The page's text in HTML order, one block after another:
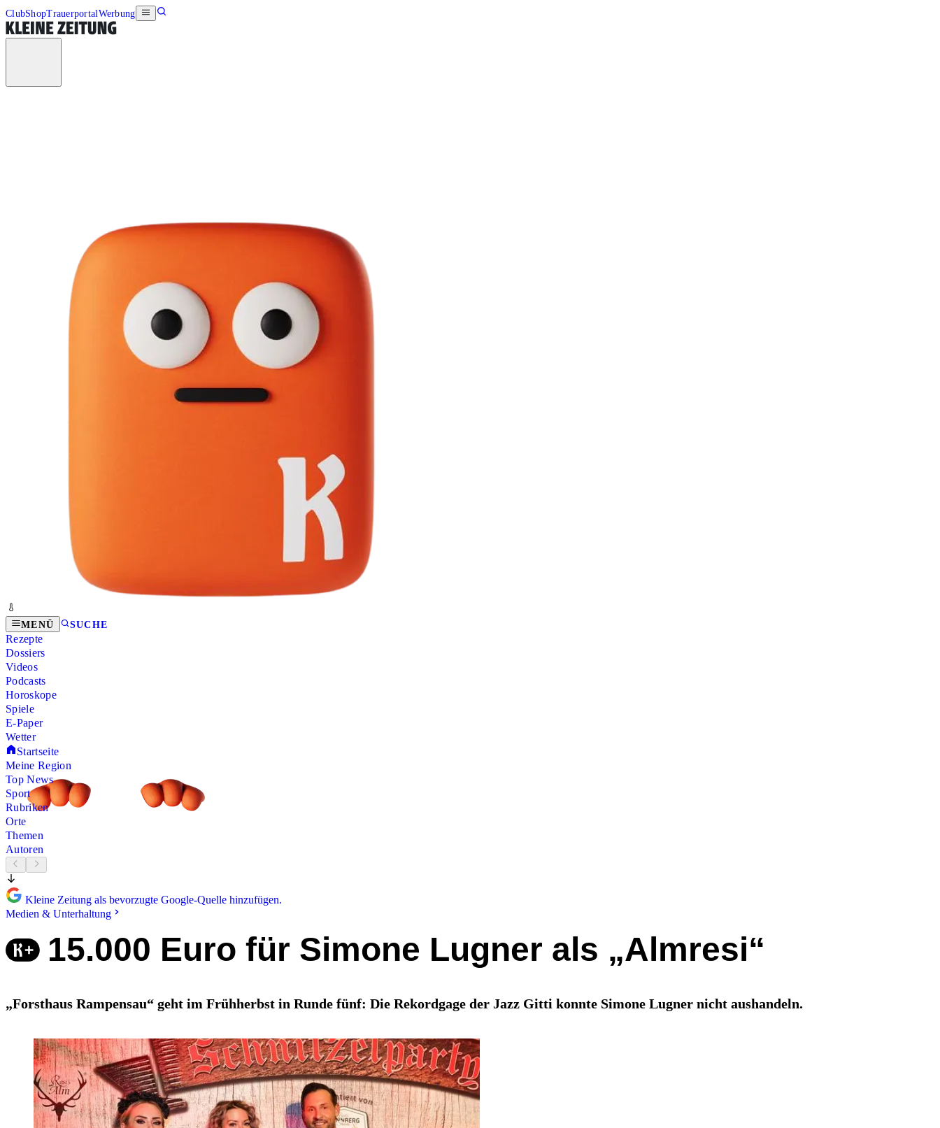
ClubShopTrauerportalWerbung
MENÜ SUCHE
Rezepte
Dossiers
Videos
Podcasts
Horoskope
Spiele
E-Paper
Wetter
Startseite
Meine Region
Top News
Sport
Rubriken
Orte
Themen
Autoren
Kleine Zeitung als bevorzugte Google-Quelle hinzufügen.
Medien & Unterhaltung
15.000 Euro für Simone Lugner als „Almresi“
„Forsthaus Rampensau“ geht im Frühherbst in Runde fünf: Die Rekordgage der Jazz Gitti konnte Simone Lugner nicht aushandeln.